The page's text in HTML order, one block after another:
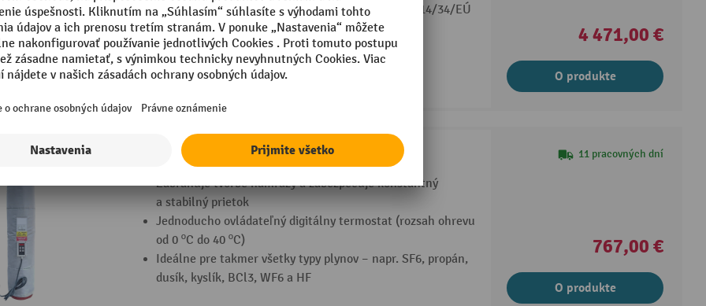
Zodpovedá aktuálne platnej smernici ATEX RL 2014/34/EÚ
Musí sa riadiť a obmedziť v kombinácii
s regulátorom/obmedzovačom ATEX
3 Varianty
4 471,00 €
O produkte
Vyhrievacia manžeta Kuhlmann pre plynové fľaše
Zabraňuje tvorbe námrazy a zabezpečuje konštantný
a stabilný prietok
Jednoducho ovládateľný digitálny termostat (rozsah ohrevu
od 0 ºC do 40 ºC)
Ideálne pre takmer všetky typy plynov – napr. SF6, propán,
dusík, kyslík, BCl3, WF6 a HF
11 pracovných dní
767,00 €
O produkte